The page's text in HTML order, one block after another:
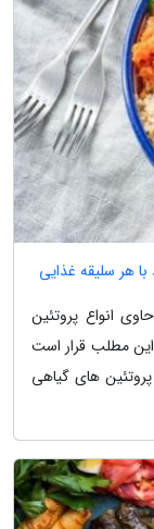
هر سلیقه غذایی
انواع پروتئین
این مطلب قرار است
پروتئین های گیاهی